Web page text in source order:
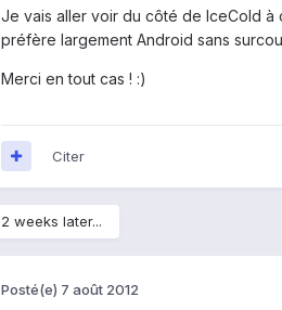
Je vais aller voir du côté de IceCold à
préfère largement Android sans
Merci en tout cas ! :)
Citer
2 weeks later...
Posté(e) 7 août 2012